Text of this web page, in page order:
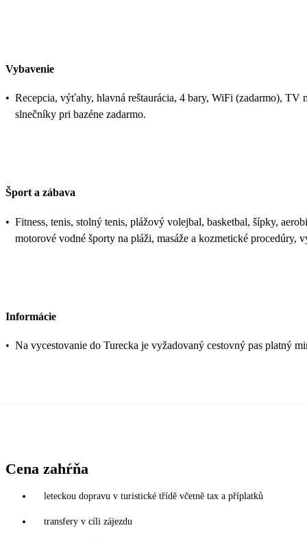
Vybavenie
• Recepcia, výťahy, hlavná reštaurácia, 4 bary, WiFi (zadarmo), TV
slnečníky pri bazéne zadarmo.
Šport a zábava
• Fitness, tenis, stolný tenis, plážový volejbal, basketbal, šípky,
motorové vodné športy na pláži, masáže a kozmetické procedúry,
Informácie
• Na vycestovanie do Turecka je vyžadovaný cestovný pas platný
Cena zahŕňa
leteckou dopravu v turistické třídě včetně tax a příplatků
transfery v cíli zájezdu